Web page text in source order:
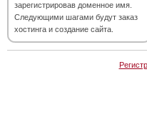
зарегистрировав доменное имя.
Следующими шагами будут заказ
хостинга и создание сайта.